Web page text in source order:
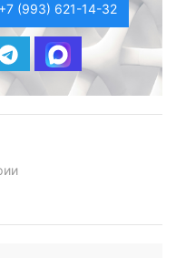
+7 (993) 621-14-32